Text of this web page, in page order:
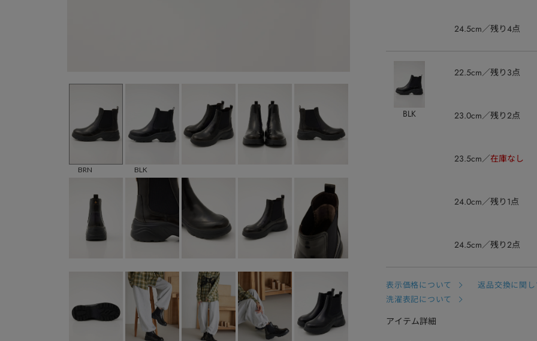
BRN BLK
24.5cm 残り4点
BLK
22.5cm 残り3点
23.0cm 残り2点
23.5cm 在庫なし
24.0cm 残り1点
24.5cm 残り2点
表示価格について 返品交換に関し
洗濯表記について
アイテム詳細